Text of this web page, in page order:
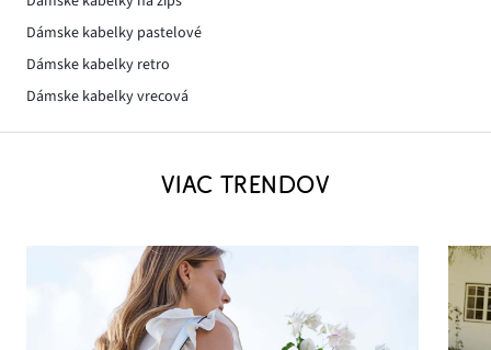
Dámske kabelky pastelové
Dámske kabelky retro
Dámske kabelky vrecová
VIAC TRENDOV